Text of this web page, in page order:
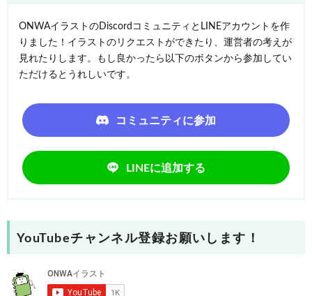
ONWAイラストのDiscordコミュニティとLINEアカウントを作
りました！イラストのリクエストができたり、運営者の考えが
見れたりします。もし良かったら以下のボタンから参加してい
ただけるとうれしいです。
コミュニティに参加
LINEに追加する
YouTubeチャンネル登録お願いします！